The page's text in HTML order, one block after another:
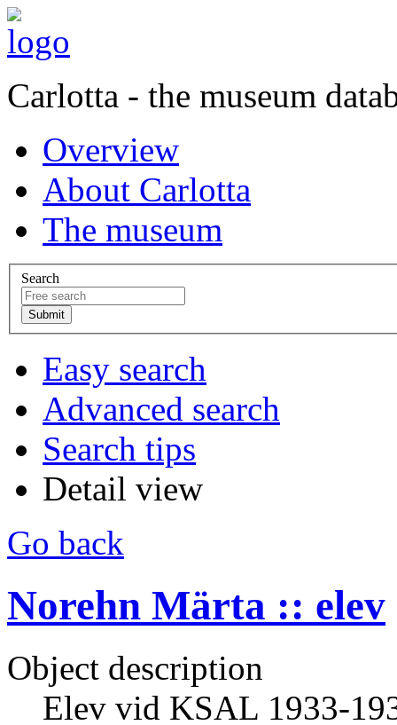
Carlotta - the museum
Overview
About Carlotta
The museum
Search
Easy search
Advanced search
Search tips
Detail view
Go back
Norehn Märta :: elev
Object description
Elev vid KSAL 1933-